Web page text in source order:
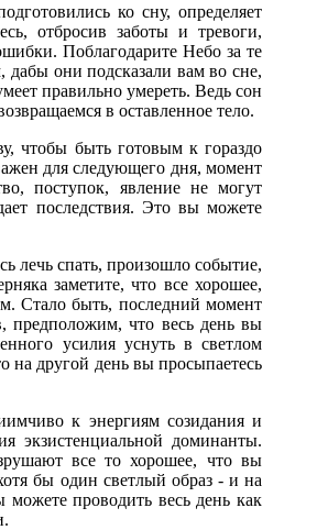
ко сну, определяет
отбросив заботы и тревоги,
Поблагодарите Небо за те
дабы они подсказали вам во сне,
правильно умереть. Ведь сон
в оставленное тело.
чтобы быть готовым к гораздо
для следующего дня, момент
поступок, явление не могут
последствия. Это вы можете
лечь спать, произошло событие,
заметите, что все хорошее,
Стало быть, последний момент
предположим, что весь день вы
усилия уснуть в светлом
на другой день вы просыпаетесь
к энергиям созидания и
экзистенциальной доминанты.
все то хорошее, что вы
бы один светлый образ - и на
проводить весь день как